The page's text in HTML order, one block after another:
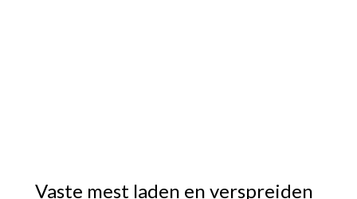
Vaste mest laden en verspreiden